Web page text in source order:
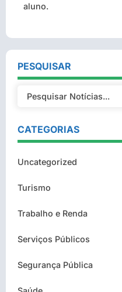
aluno.
PESQUISAR
CATEGORIAS
Uncategorized
Turismo
Trabalho e Renda
Serviços Públicos
Segurança Pública